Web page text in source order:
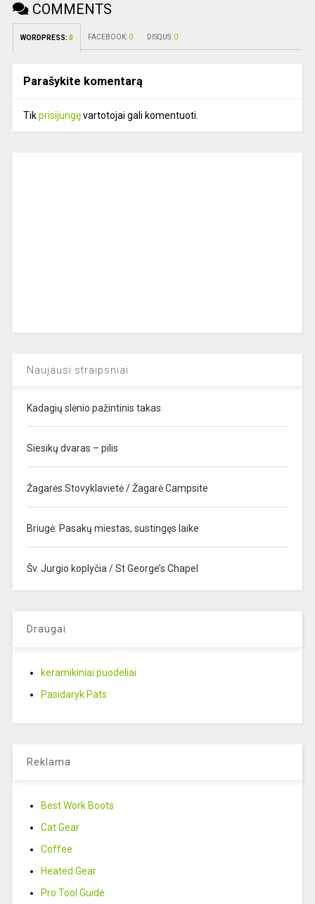
COMMENTS
WORDPRESS: 0 FACEBOOK: 0 DISQUS: 0
Parašykite komentarą
Tikprisijungęvartotojai gali komentuoti.
Naujausi straipsniai
Kadagių slėnio pažintinis takas
Siesikų dvaras – pilis
Žagarės Stovyklavietė / Žagarė Campsite
Briugė: Pasakų miestas, sustingęs laike
Šv. Jurgio koplyčia / St George’s Chapel
Draugai
keramikiniai puodeliai
Pasidaryk Pats
Reklama
Best Work Boots
Cat Gear
Coffee
Heated Gear
Pro Tool Guide